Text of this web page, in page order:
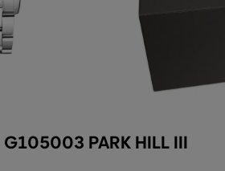
G105003 PARK HILL III